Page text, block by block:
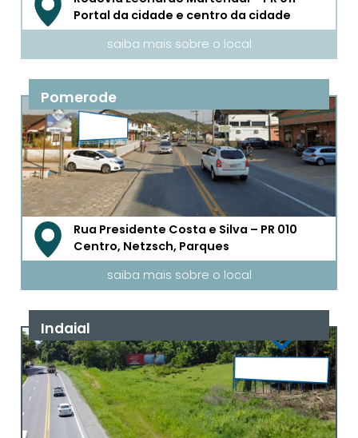
Portal da cidade e centro da cidade
saiba mais sobre o local
Pomerode
Rua Presidente Costa e Silva – PR 010
Centro, Netzsch, Parques
saiba mais sobre o local
Indaial